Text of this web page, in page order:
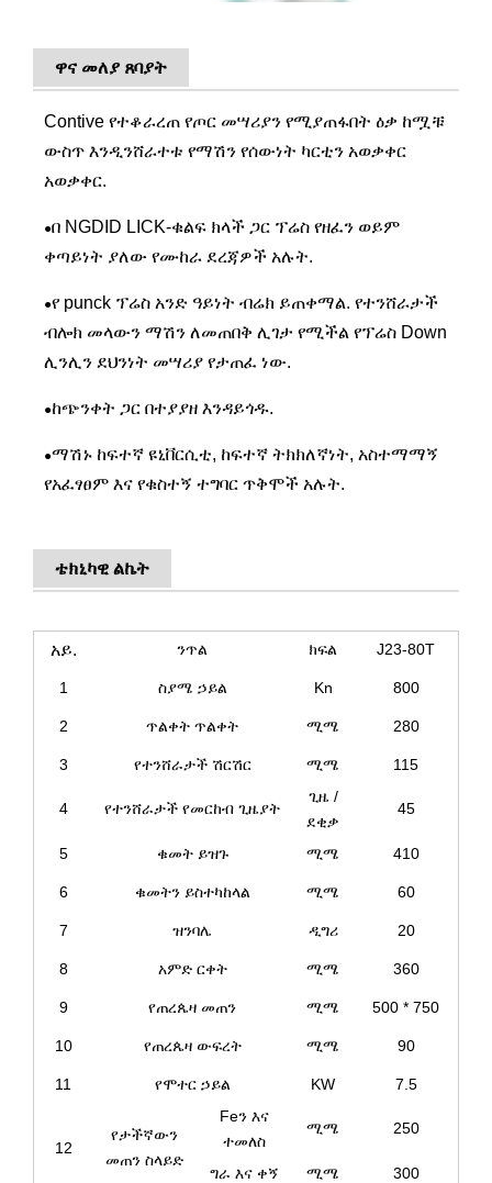
ዋና መለያ ጸባያት
Contive የተቆራረጠ የጦር መሣሪያን የሚያጠፋበት ዕቃ ከሟቹ
ውስጥ እንዲንሸራተቱ የማሽን የሰውነት ካርቲን አወቃቀር
አወቃቀር.
●በ NGDID LICK-ቁልፍ ክላች ጋር ፕሬስ የዘፈን ወይም
ቀጣይነት ያለው የሙከራ ደረጃዎች አሉት.
●የ punck ፕሬስ አንድ ዓይነት ብሬክ ይጠቀማል. የተንሸራታች
ብሎክ መላውን ማሽን ለመጠበቅ ሊገታ የሚችል የፕሬስ Down
ሊንሊን ደህንነት መሣሪያ የታጠፈ ነው.
●ከጭንቀት ጋር በተያያዘ እንዳይጎዱ.
●ማሽኑ ከፍተኛ ዩኒቨርሲቲ, ከፍተኛ ትክክለኛነት, አስተማማኝ
የአፈፃፀም እና የቁስተኝ ተግባር ጥቅሞች አሉት.
ቴክኒካዊ ልኬት
አይ. ንጥል ክፍል J23-80T
1 ስያሜ ኃይል Kn 800
2 ጥልቀት ጥልቀት ሚሜ 280
3 የተንሸራታች ሽርሽር ሚሜ 115
4 የተንሸራታች የመርከብ ጊዜያት
ጊዜ /
ደቂቃ
45
5 ቁመት ይዝጉ ሚሜ 410
6 ቁመትን ይስተካከላል ሚሜ 60
7 ዝንባሌ ዲግሪ 20
8 አምድ ርቀት ሚሜ 360
9 የጠረጴዛ መጠን ሚሜ 500 * 750
10 የጠረጴዛ ውፍረት ሚሜ 90
11 የሞተር ኃይል KW 7.5
12
የታችኛውን
መጠን ስላይድ
Feን እና
ተመለስ
ሚሜ 250
ግራ እና ቀኝ ሚሜ 300